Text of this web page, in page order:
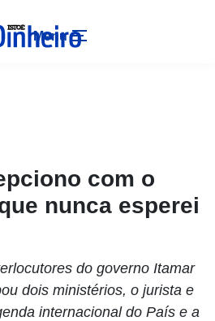
Menu
com o
nunca esperei
do governo Itamar
dois ministérios, o jurista e
internacional do País e a